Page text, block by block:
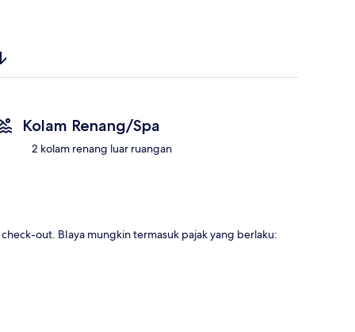
Kolam Renang/Spa
2 kolam renang luar ruangan
out. BIaya mungkin termasuk pajak yang berlaku: